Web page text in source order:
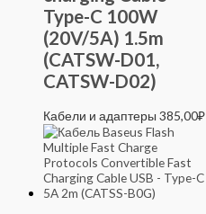
Type-C 100W
(20V/5A) 1.5m
(CATSW-D01,
CATSW-D02)
Кабели и адаптеры 385,00₽